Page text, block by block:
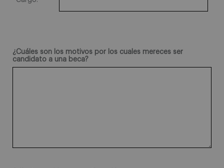
¿Cuáles son los motivos por los cuales mereces ser
candidato a una beca?